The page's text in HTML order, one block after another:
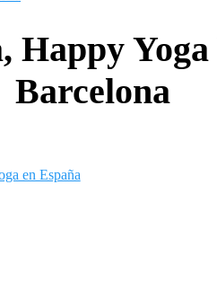
Happy
Barcelona
en España